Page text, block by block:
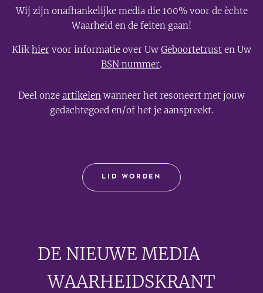
Wij zijn onafhankelijke media die 100% voor de èchte
Waarheid en de feiten gaan!
Klikhier voor informatie over Uw Geboortetrust en Uw
BSN nummer.
Deel onze artikelen wanneer het resoneert met jouw
gedachtegoed en/of het je aanspreekt.
LID WORDEN
DE NIEUWE MEDIA🟣
WAARHEIDSKRANT